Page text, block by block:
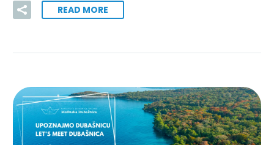
READ MORE